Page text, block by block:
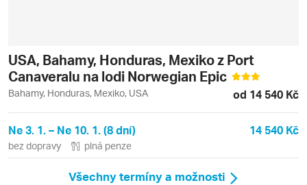
USA, Bahamy, Honduras, Mexiko z Port
Canaveralu na lodi Norwegian Epic
Bahamy, Honduras, Mexiko, USA od 14 540 Kč
Ne 3. 1. – Ne 10. 1. (8 dní) 14 540 Kč
bez dopravy plná penze
Všechny termíny a možnosti